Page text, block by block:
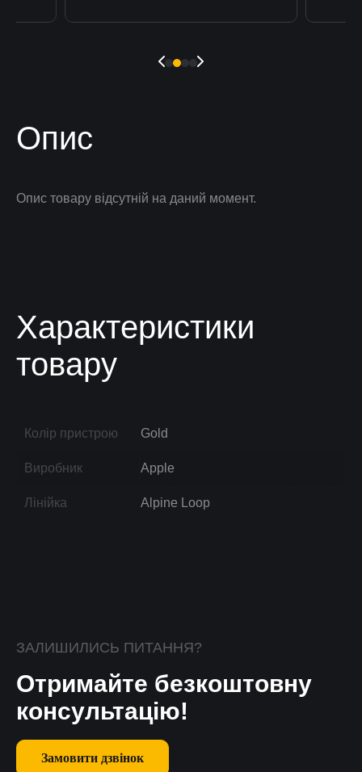
Опис
Опис товару відсутній на даний момент.
Характеристики
товару
Колір пристрою Gold
Виробник Apple
Лінійка Alpine Loop
ЗАЛИШИЛИСЬ ПИТАННЯ?
Отримайте безкоштовну
консультацію!
Замовити дзвінок